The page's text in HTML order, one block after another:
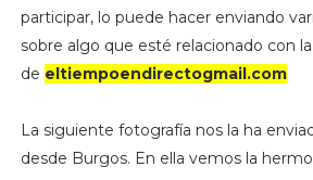
participar, lo puede hacer enviando
sobre algo que esté relacionado con la
de eltiempoendirectogmail.com
La siguiente fotografía nos la ha
desde Burgos. En ella vemos la